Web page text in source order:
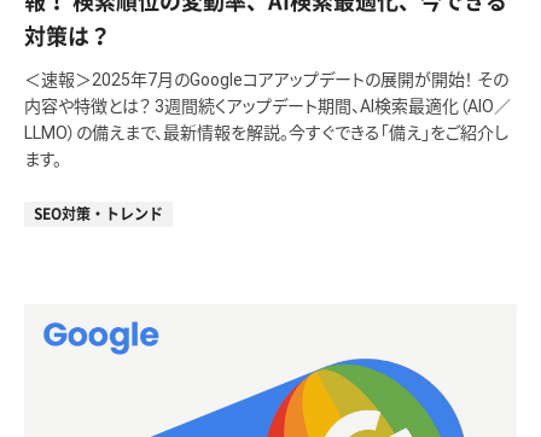
対策は？
＜速報＞2025年7月のGoogleコアアップデートの展開が開始！ その
内容や特徴とは？ 3週間続くアップデート期間、AI検索最適化（AIO／
LLMO）の備えまで、最新情報を解説。今すぐできる「備え」をご紹介し
ます。
SEO対策・トレンド